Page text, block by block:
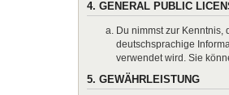
4. GENERAL PUBLIC
Du nimmst zur Kenntnis,
deutschsprachige
verwendet wird. Sie
5. GEWÄHRLEISTUNG